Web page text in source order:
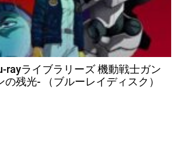
rayライブラリーズ 機動戦士ガン
残光- （ブルーレイディスク）